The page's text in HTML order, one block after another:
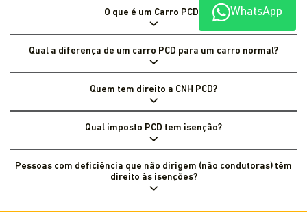
O que é um Carro PCD?
Qual a diferença de um carro PCD para um carro normal?
Quem tem direito a CNH PCD?
Qual imposto PCD tem isenção?
Pessoas com deficiência que não dirigem (não condutoras) têm
direito às isenções?
WhatsApp